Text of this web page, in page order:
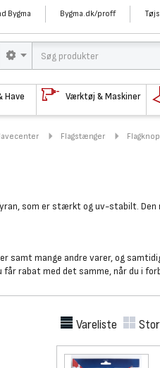
Bygma Bygma.dk/proff
Have Værktøj & Maskiner
Flagstænger Flagknop
som er stærkt og uv-stabilt.
samt mange andre varer, og
rabat med det samme, når du i
Vareliste